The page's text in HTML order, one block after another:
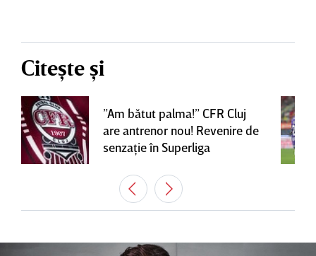
Citește și
”Am bătut palma!” CFR Cluj
are antrenor nou! Revenire de
senzaţie în Superliga